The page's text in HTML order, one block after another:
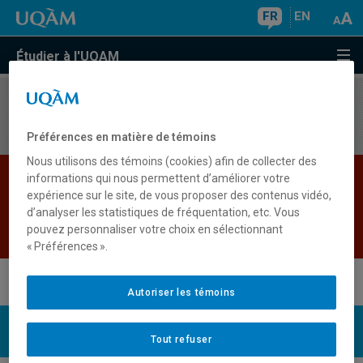
FR EN
Étudier à l'UQAM
Aucun résultat
Les bases de données institutionnelles sont
indisponibles pour le moment. Veuillez
réessayer plus tard.
Retour
UQAM
Préférences en matière de témoins
Nous utilisons des témoins (cookies) afin de collecter des
informations qui nous permettent d’améliorer votre
expérience sur le site, de vous proposer des contenus vidéo,
d’analyser les statistiques de fréquentation, etc. Vous
pouvez personnaliser votre choix en sélectionnant
« Préférences ».
Tout refuser
Autoriser les témoins